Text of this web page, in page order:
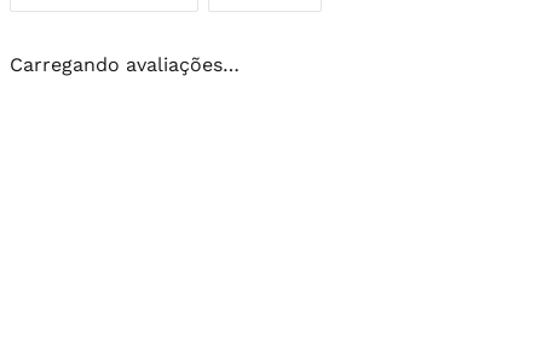
Carregando avaliações…